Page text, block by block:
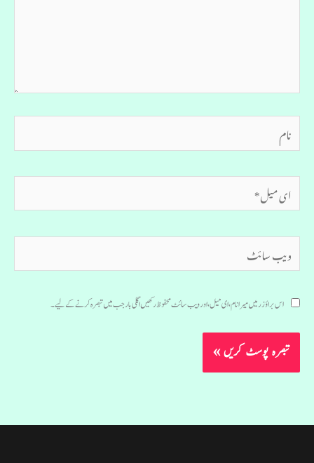
میل*
سائٹ
اس براؤزر میں میرا نام، ای میل، اور ویب سائٹ محفوظ رکھیں اگلی بار جب میں تبصرہ کرنے کےلیے۔